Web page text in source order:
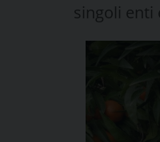
singoli enti